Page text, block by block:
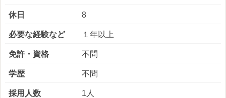
休日 8
必要な経験など １年以上
免許・資格 不問
学歴 不問
採用人数 1人